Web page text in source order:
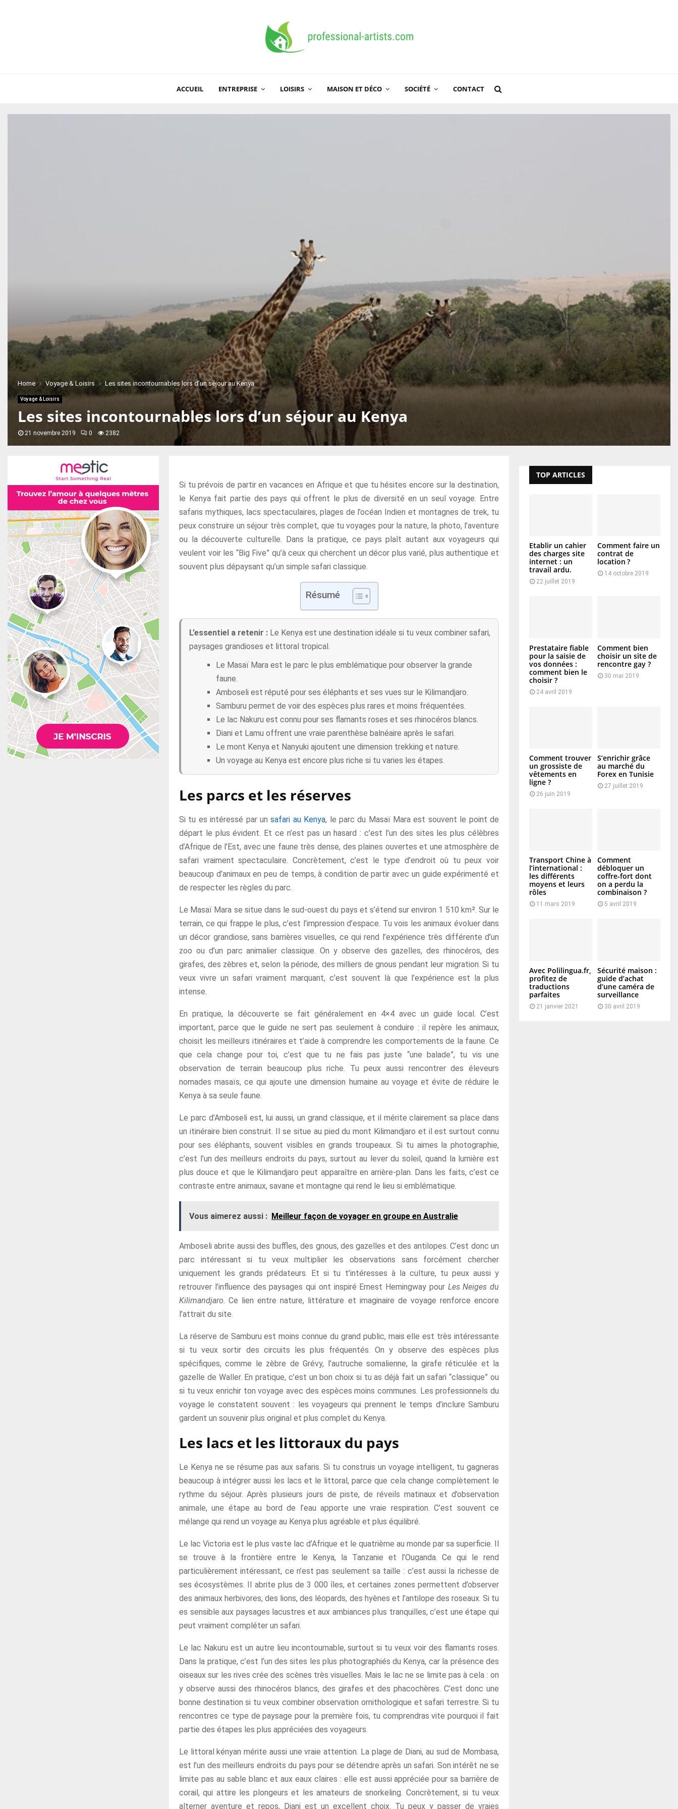
ACCUEIL ENTREPRISE LOISIRS MAISON ET DÉCO SOCIÉTÉ CONTACT
Home Voyage & Loisirs Les sites incontournables lors d’un séjour au Kenya
Voyage & Loisirs
Les sites incontournables lors d’un séjour au Kenya
21 novembre 2019 0 2382
Si tu prévois de partir en vacances en Afrique et que tu hésites encore sur la destination,
le Kenya fait partie des pays qui offrent le plus de diversité en un seul voyage. Entre
safaris mythiques, lacs spectaculaires, plages de l’océan Indien et montagnes de trek, tu
peux construire un séjour très complet, que tu voyages pour la nature, la photo, l’aventure
ou la découverte culturelle. Dans la pratique, ce pays plaît autant aux voyageurs qui
veulent voir les “Big Five” qu’à ceux qui cherchent un décor plus varié, plus authentique et
souvent plus dépaysant qu’un simple safari classique.
Résumé
L’essentiel a retenir : Le Kenya est une destination idéale si tu veux combiner safari,
paysages grandioses et littoral tropical.
Le Masaï Mara est le parc le plus emblématique pour observer la grande
faune.
Amboseli est réputé pour ses éléphants et ses vues sur le Kilimandjaro.
Samburu permet de voir des espèces plus rares et moins fréquentées.
Le lac Nakuru est connu pour ses flamants roses et ses rhinocéros blancs.
Diani et Lamu offrent une vraie parenthèse balnéaire après le safari.
Le mont Kenya et Nanyuki ajoutent une dimension trekking et nature.
Un voyage au Kenya est encore plus riche si tu varies les étapes.
Les parcs et les réserves
Si tu es intéressé par unsafari au Kenya, le parc du Masaï Mara est souvent le point de
départ le plus évident. Et ce n’est pas un hasard : c’est l’un des sites les plus célèbres
d’Afrique de l’Est, avec une faune très dense, des plaines ouvertes et une atmosphère de
safari vraiment spectaculaire. Concrètement, c’est le type d’endroit où tu peux voir
beaucoup d’animaux en peu de temps, à condition de partir avec un guide expérimenté et
de respecter les règles du parc.
Le Masaï Mara se situe dans le sud-ouest du pays et s’étend sur environ 1 510 km². Sur le
terrain, ce qui frappe le plus, c’est l’impression d’espace. Tu vois les animaux évoluer dans
un décor grandiose, sans barrières visuelles, ce qui rend l’expérience très différente d’un
zoo ou d’un parc animalier classique. On y observe des gazelles, des rhinocéros, des
girafes, des zèbres et, selon la période, des milliers de gnous pendant leur migration. Si tu
veux vivre un safari vraiment marquant, c’est souvent là que l’expérience est la plus
intense.
En pratique, la découverte se fait généralement en 4×4 avec un guide local. C’est
important, parce que le guide ne sert pas seulement à conduire : il repère les animaux,
choisit les meilleurs itinéraires et t’aide à comprendre les comportements de la faune. Ce
que cela change pour toi, c’est que tu ne fais pas juste “une balade”, tu vis une
observation de terrain beaucoup plus riche. Tu peux aussi rencontrer des éleveurs
nomades masaïs, ce qui ajoute une dimension humaine au voyage et évite de réduire le
Kenya à sa seule faune.
Le parc d’Amboseli est, lui aussi, un grand classique, et il mérite clairement sa place dans
un itinéraire bien construit. Il se situe au pied du mont Kilimandjaro et il est surtout connu
pour ses éléphants, souvent visibles en grands troupeaux. Si tu aimes la photographie,
c’est l’un des meilleurs endroits du pays, surtout au lever du soleil, quand la lumière est
plus douce et que le Kilimandjaro peut apparaître en arrière-plan. Dans les faits, c’est ce
contraste entre animaux, savane et montagne qui rend le lieu si emblématique.
Vous aimerez aussi : Meilleur façon de voyager en groupe en Australie
Amboseli abrite aussi des buffles, des gnous, des gazelles et des antilopes. C’est donc un
parc intéressant si tu veux multiplier les observations sans forcément chercher
uniquement les grands prédateurs. Et si tu t’intéresses à la culture, tu peux aussi y
retrouver l’influence des paysages qui ont inspiré Ernest Hemingway pour Les Neiges du
Kilimandjaro. Ce lien entre nature, littérature et imaginaire de voyage renforce encore
l’attrait du site.
La réserve de Samburu est moins connue du grand public, mais elle est très intéressante
si tu veux sortir des circuits les plus fréquentés. On y observe des espèces plus
spécifiques, comme le zèbre de Grévy, l’autruche somalienne, la girafe réticulée et la
gazelle de Waller. En pratique, c’est un bon choix si tu as déjà fait un safari “classique” ou
si tu veux enrichir ton voyage avec des espèces moins communes. Les professionnels du
voyage le constatent souvent : les voyageurs qui prennent le temps d’inclure Samburu
gardent un souvenir plus original et plus complet du Kenya.
Les lacs et les littoraux du pays
Le Kenya ne se résume pas aux safaris. Si tu construis un voyage intelligent, tu gagneras
beaucoup à intégrer aussi les lacs et le littoral, parce que cela change complètement le
rythme du séjour. Après plusieurs jours de piste, de réveils matinaux et d’observation
animale, une étape au bord de l’eau apporte une vraie respiration. C’est souvent ce
mélange qui rend un voyage au Kenya plus agréable et plus équilibré.
Le lac Victoria est le plus vaste lac d’Afrique et le quatrième au monde par sa superficie. Il
se trouve à la frontière entre le Kenya, la Tanzanie et l’Ouganda. Ce qui le rend
particulièrement intéressant, ce n’est pas seulement sa taille : c’est aussi la richesse de
ses écosystèmes. Il abrite plus de 3 000 îles, et certaines zones permettent d’observer
des animaux herbivores, des lions, des léopards, des hyènes et l’antilope des roseaux. Si tu
es sensible aux paysages lacustres et aux ambiances plus tranquilles, c’est une étape qui
peut vraiment compléter un safari.
Le lac Nakuru est un autre lieu incontournable, surtout si tu veux voir des flamants roses.
Dans la pratique, c’est l’un des sites les plus photographiés du Kenya, car la présence des
oiseaux sur les rives crée des scènes très visuelles. Mais le lac ne se limite pas à cela : on
y observe aussi des rhinocéros blancs, des girafes et des phacochères. C’est donc une
bonne destination si tu veux combiner observation ornithologique et safari terrestre. Si tu
rencontres ce type de paysage pour la première fois, tu comprendras vite pourquoi il fait
partie des étapes les plus appréciées des voyageurs.
Le littoral kényan mérite aussi une vraie attention. La plage de Diani, au sud de Mombasa,
est l’un des meilleurs endroits du pays pour se détendre après un safari. Son intérêt ne se
limite pas au sable blanc et aux eaux claires : elle est aussi appréciée pour sa barrière de
corail, qui attire les plongeurs et les amateurs de snorkeling. Concrètement, si tu veux
alterner aventure et repos, Diani est un excellent choix. Tu peux y passer de vraies
TOP ARTICLES
Etablir un cahier
des charges site
internet : un
travail ardu.
22 juillet 2019
Comment faire un
contrat de
location ?
14 octobre 2019
Prestataire fiable
pour la saisie de
vos données :
comment bien le
choisir ?
24 avril 2019
Comment bien
choisir un site de
rencontre gay ?
30 mai 2019
Comment trouver
un grossiste de
vêtements en
ligne ?
26 juin 2019
S’enrichir grâce
au marché du
Forex en Tunisie
27 juillet 2019
Transport Chine à
l’international :
les différents
moyens et leurs
rôles
11 mars 2019
Comment
débloquer un
coffre-fort dont
on a perdu la
combinaison ?
5 avril 2019
Avec Polilingua.fr,
profitez de
traductions
parfaites
21 janvier 2021
Sécurité maison :
guide d’achat
d’une caméra de
surveillance
30 avril 2019